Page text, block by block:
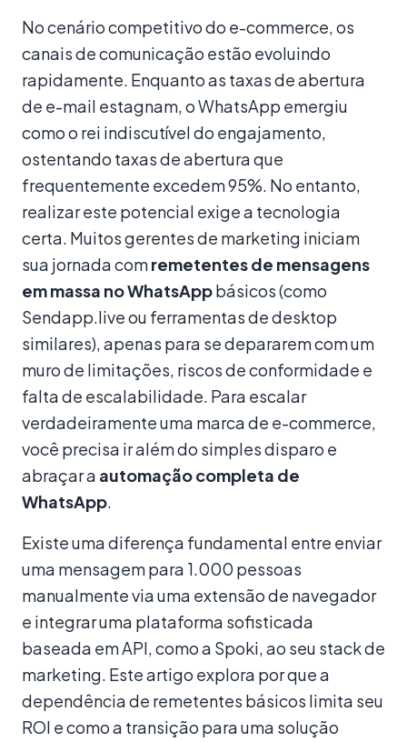
No cenário competitivo do e-commerce, os
canais de comunicação estão evoluindo
rapidamente. Enquanto as taxas de abertura
de e-mail estagnam, o WhatsApp emergiu
como o rei indiscutível do engajamento,
ostentando taxas de abertura que
frequentemente excedem 95%. No entanto,
realizar este potencial exige a tecnologia
certa. Muitos gerentes de marketing iniciam
sua jornada comremetentes de mensagens
em massa no WhatsAppbásicos (como
Sendapp.live ou ferramentas de desktop
similares), apenas para se depararem com um
muro de limitações, riscos de conformidade e
falta de escalabilidade. Para escalar
verdadeiramente uma marca de e-commerce,
você precisa ir além do simples disparo e
abraçar a automação completa de
WhatsApp.
Existe uma diferença fundamental entre enviar
uma mensagem para 1.000 pessoas
manualmente via uma extensão de navegador
e integrar uma plataforma sofisticada
baseada em API, como a Spoki, ao seu stack de
marketing. Este artigo explora por que a
dependência de remetentes básicos limita seu
ROI e como a transição para uma solução